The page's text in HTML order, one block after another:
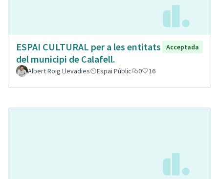
ESPAI CULTURAL per a les entitats
del municipi de Calafell.
Acceptada
Albert Roig Llevadies Espai Públic 0 16